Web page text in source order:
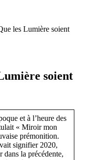
les Lumière soient
soient
et à l’heure des
« Miroir mon
prémonition.
signifier 2020,
dans la précédente,